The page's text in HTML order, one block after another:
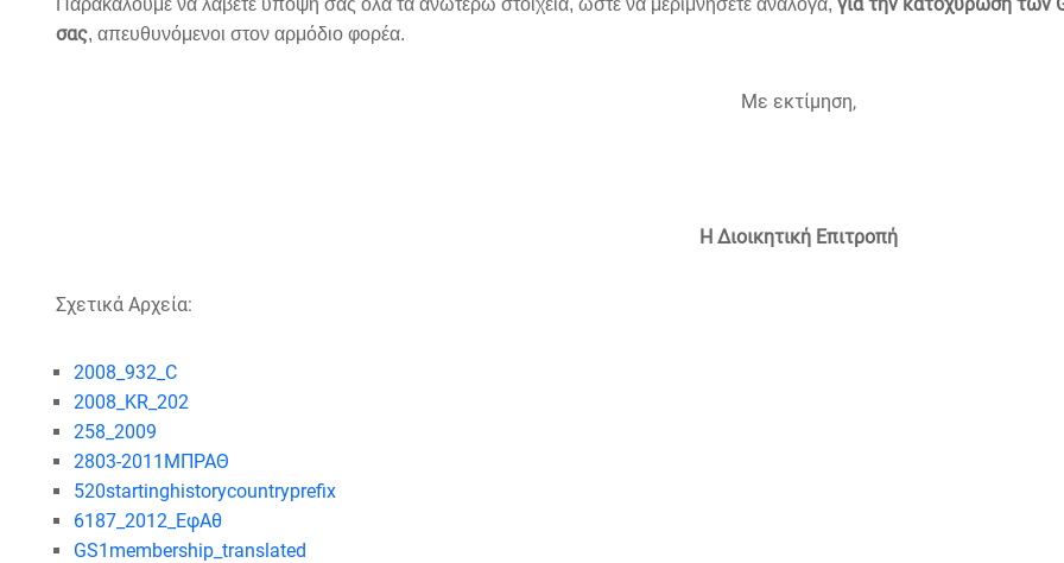
Παρακαλούμε να λάβετε υπόψη σας όλα τα ανωτέρω στοιχεία, ώστε να μεριμνήσετε ανάλογα,
σας, απευθυνόμενοι στον αρμόδιο φορέα.
Με εκτίμηση,
Η Διοικητική Επιτροπή
Σχετικά Αρχεία:
2008_932_C
2008_KR_202
258_2009
2803-2011ΜΠΡΑΘ
520startinghistorycountryprefix
6187_2012_ΕφΑθ
GS1membership_translated